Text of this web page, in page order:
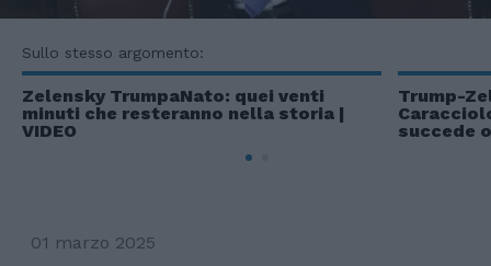
Sullo stesso argomento:
Zelensky TrumpaNato: quei venti
minuti che resteranno nella storia |
VIDEO
Trump-
succede
01 marzo 2025